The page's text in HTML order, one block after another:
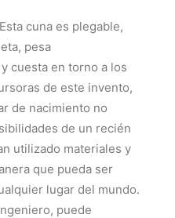
cuna es plegable,
pesa
cuesta en torno a los
de este invento,
de nacimiento no
de un recién
utilizado materiales y
que pueda ser
lugar del mundo.
puede